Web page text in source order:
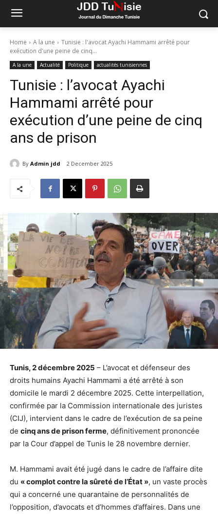
Home A la une
Tunisie : l'avocat Ayachi Hammami arrêté pour
exécution d'une peine de cinq...
A la une Actualité Politique actualités tunisiennes
Tunisie : l’avocat Ayachi
Hammami arrêté pour
exécution d’une peine de cinq
ans de prison
By Admin jdd 2 December 2025
Tunis, 2 décembre 2025 – L’avocat et défenseur des
droits humains Ayachi Hammami a été arrêté à son
domicile le mardi 2 décembre 2025. Cette interpellation,
confirmée par la Commission internationale des juristes
(CIJ), intervient dans le cadre de l’exécution de sa peine
de cinq ans de prison ferme, définitivement prononcée
par la Cour d’appel de Tunis le 28 novembre dernier.
M. Hammami avait été jugé dans le cadre de l’affaire dite
du « complot contre la sûreté de l’État », un vaste procès
qui a concerné une quarantaine de personnalités de
l’opposition, d’avocats et d’hommes d’affaires. Dans une